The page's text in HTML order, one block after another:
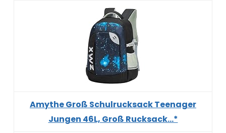
Amythe Groß Schulrucksack Teenager
Jungen 46L, Groß Rucksack...*